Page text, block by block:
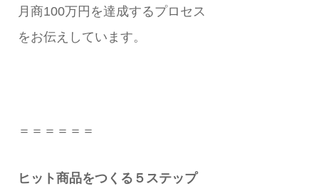
月商100万円を達成するプロセス
をお伝えしています。
＝＝＝＝＝＝
ヒット商品をつくる５ステップ